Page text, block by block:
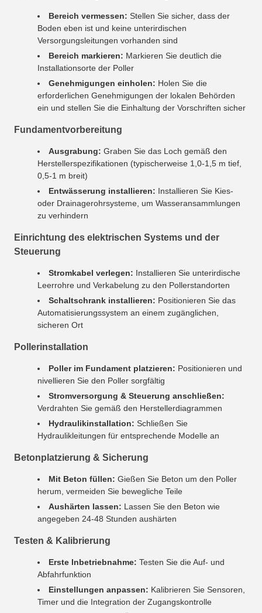
Bereich vermessen: Stellen Sie sicher, dass der
Boden eben ist und keine unterirdischen
Versorgungsleitungen vorhanden sind
Bereich markieren: Markieren Sie deutlich die
Installationsorte der Poller
Genehmigungen einholen: Holen Sie die
erforderlichen Genehmigungen der lokalen Behörden
ein und stellen Sie die Einhaltung der Vorschriften sicher
Fundamentvorbereitung
Ausgrabung: Graben Sie das Loch gemäß den
Herstellerspezifikationen (typischerweise 1,0-1,5 m tief,
0,5-1 m breit)
Entwässerung installieren: Installieren Sie Kies-
oder Drainagerohrsysteme, um Wasseransammlungen
zu verhindern
Einrichtung des elektrischen Systems und der
Steuerung
Stromkabel verlegen: Installieren Sie unterirdische
Leerrohre und Verkabelung zu den Pollerstandorten
Schaltschrank installieren: Positionieren Sie das
Automatisierungssystem an einem zugänglichen,
sicheren Ort
Pollerinstallation
Poller im Fundament platzieren: Positionieren und
nivellieren Sie den Poller sorgfältig
Stromversorgung & Steuerung anschließen:
Verdrahten Sie gemäß den Herstellerdiagrammen
Hydraulikinstallation: Schließen Sie
Hydraulikleitungen für entsprechende Modelle an
Betonplatzierung & Sicherung
Mit Beton füllen: Gießen Sie Beton um den Poller
herum, vermeiden Sie bewegliche Teile
Aushärten lassen: Lassen Sie den Beton wie
angegeben 24-48 Stunden aushärten
Testen & Kalibrierung
Erste Inbetriebnahme: Testen Sie die Auf- und
Abfahrfunktion
Einstellungen anpassen: Kalibrieren Sie Sensoren,
Timer und die Integration der Zugangskontrolle